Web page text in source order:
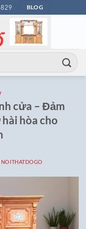
BLOG
cửa – Đảm
hòa cho
NOITHATDOGO